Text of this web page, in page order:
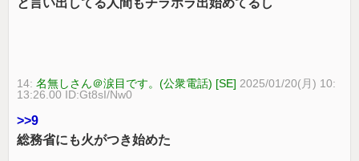
14:名無しさん＠涙目です。(公衆電話) [SE] 2025/01/20(月) 10:
13:26.00 ID:Gt8sI/Nw0
>>9
総務省にも火がつき始めた